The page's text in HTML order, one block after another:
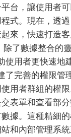
台，讓使用者
式。現在，透
來，快速打造
除了數據整合的
使用者更快速地
了完善的權限管
用者群組的權
表單和查看部
據。這種精細
和內部管理系